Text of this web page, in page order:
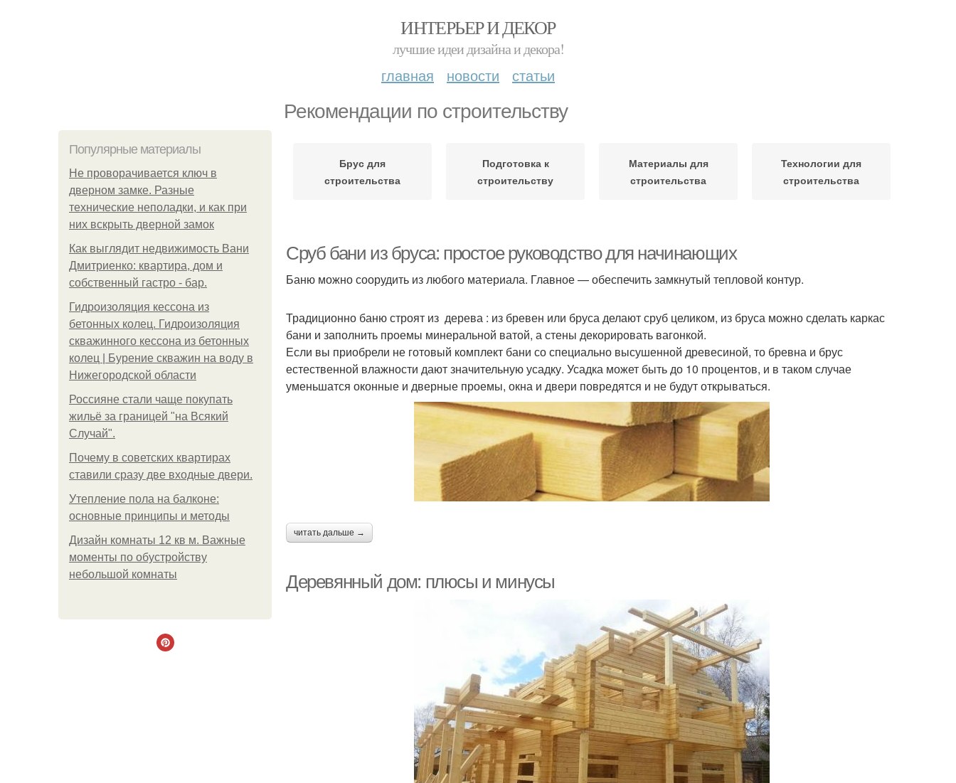
ИНТЕРЬЕР И ДЕКОР
лучшие идеи дизайна и декора!
главная новости статьи
Рекомендации по строительству
Популярные материалы
Не проворачивается ключ в
дверном замке. Разные
технические неполадки, и как при
них вскрыть дверной замок
Как выглядит недвижимость Вани
Дмитриенко: квартира, дом и
собственный гастро - бар.
Гидроизоляция кессона из
бетонных колец. Гидроизоляция
скважинного кессона из бетонных
колец | Бурение скважин на воду в
Нижегородской области
Россияне стали чаще покупать
жильё за границей "на Всякий
Случай".
Почему в советских квартирах
ставили сразу две входные двери.
Утепление пола на балконе:
основные принципы и методы
Дизайн комнаты 12 кв м. Важные
моменты по обустройству
небольшой комнаты
Брус для
строительства
Подготовка к
строительству
Материалы для
строительства
Технологии для
строительства
Сруб бани из бруса: простое руководство для начинающих
Баню можно соорудить из любого материала. Главное — обеспечить замкнутый тепловой контур.
Традиционно баню строят из дерева : из бревен или бруса делают сруб целиком, из бруса можно сделать каркас
бани и заполнить проемы минеральной ватой, а стены декорировать вагонкой.
Если вы приобрели не готовый комплект бани со специально высушенной древесиной, то бревна и брус
естественной влажности дают значительную усадку. Усадка может быть до 10 процентов, и в таком случае
уменьшатся оконные и дверные проемы, окна и двери повредятся и не будут открываться.
читать дальше →
Деревянный дом: плюсы и минусы